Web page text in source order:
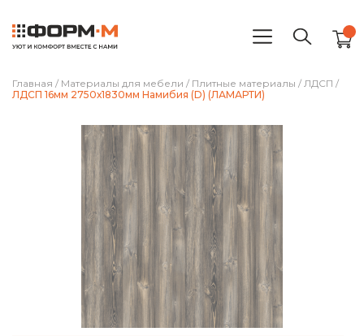
Главная / Материалы для мебели / Плитные материалы / ЛДСП /
ЛДСП 16мм 2750х1830мм Намибия (D) (ЛАМАРТИ)